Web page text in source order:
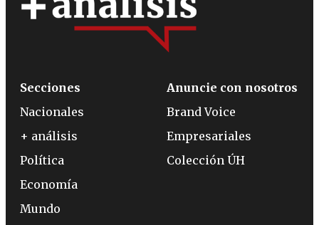
Secciones
Nacionales
+ análisis
Política
Economía
Mundo
Anuncie con nosotros
Brand Voice
Empresariales
Colección ÚH